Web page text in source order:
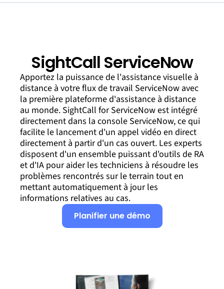
SightCall ServiceNow
Apportez la puissance de l'assistance visuelle à
distance à votre flux de travail ServiceNow avec
la première plateforme d'assistance à distance
au monde. SightCall for ServiceNow est intégré
directement dans la console ServiceNow, ce qui
facilite le lancement d'un appel vidéo en direct
directement à partir d'un cas ouvert. Les experts
disposent d'un ensemble puissant d'outils de RA
et d'IA pour aider les techniciens à résoudre les
problèmes rencontrés sur le terrain tout en
mettant automatiquement à jour les
informations relatives au cas.
Planifier une démo